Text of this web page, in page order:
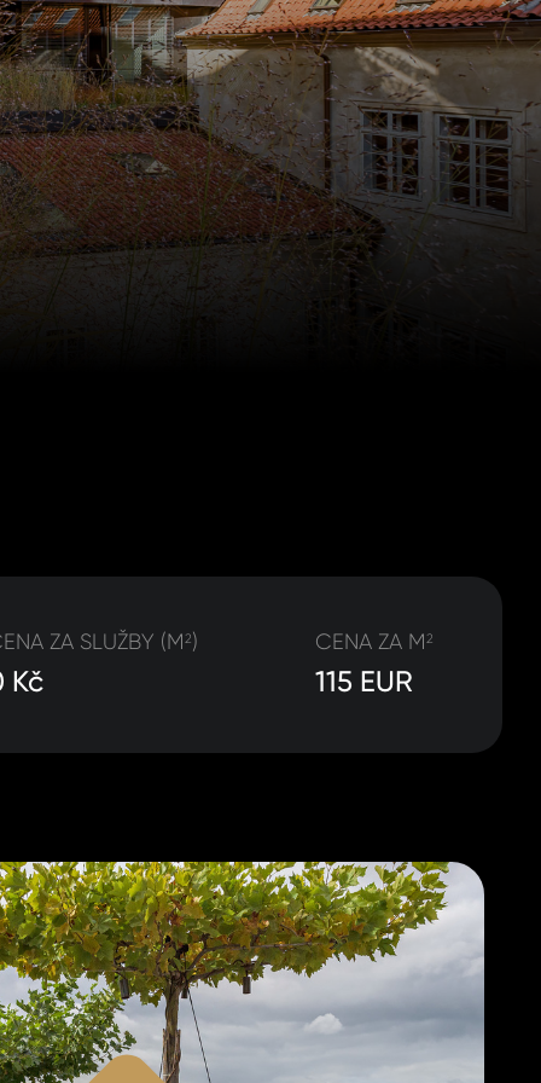
ZA SLUŽBY (M2)
Kč
CENA ZA M2
115 EUR